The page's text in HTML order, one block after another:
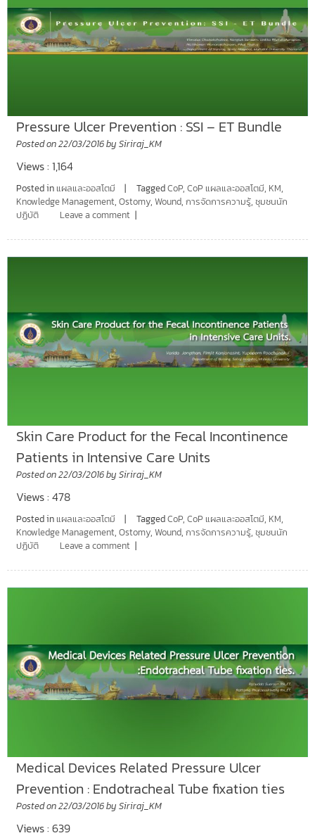
Pressure Ulcer Prevention : SSI – ET Bundle
Posted on22/03/2016by Siriraj_KM
Views : 1,164
Posted in แผลและออสโตมี TaggedCoP, CoP แผลและออสโตมี, KM,
Knowledge Management, Ostomy, Wound, การจัดการความรู้, ชุมชนนัก
ปฏิบัติ
Leave a comment
Skin Care Product for the Fecal Incontinence
Patients in Intensive Care Units
Posted on22/03/2016by Siriraj_KM
Views : 478
Posted in แผลและออสโตมี TaggedCoP, CoP แผลและออสโตมี, KM,
Knowledge Management, Ostomy, Wound, การจัดการความรู้, ชุมชนนัก
ปฏิบัติ
Leave a comment
Medical Devices Related Pressure Ulcer
Prevention : Endotracheal Tube fixation ties
Posted on22/03/2016by Siriraj_KM
Views : 639